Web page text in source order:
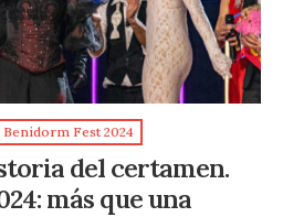
Benidorm Fest 2024
del certamen.
más que una